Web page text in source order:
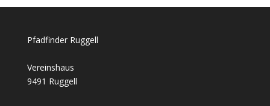
Pfadfinder Ruggell
Vereinshaus
9491 Ruggell